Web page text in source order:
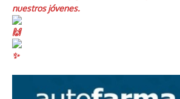
nuestros jóvenes.